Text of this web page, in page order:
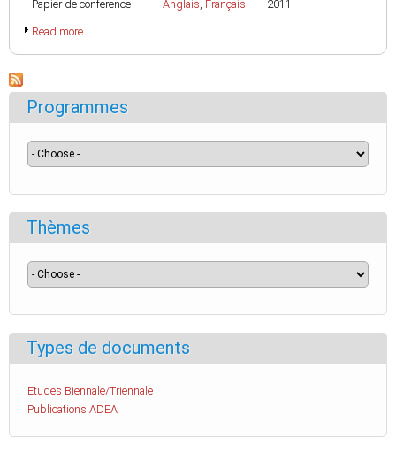
Papier de conference
Anglais, Français
2011
Read more
Programmes
Thèmes
Types de documents
Etudes Biennale/Triennale
Publications ADEA